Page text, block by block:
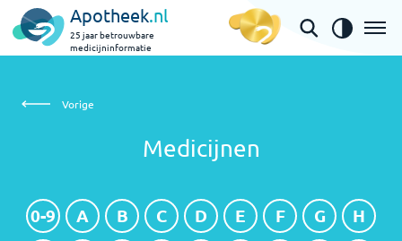
Apotheek.nl
25 jaar betrouwbare
medicijninformatie
Vorige
Medicijnen
0-9 A B C D E F G
H